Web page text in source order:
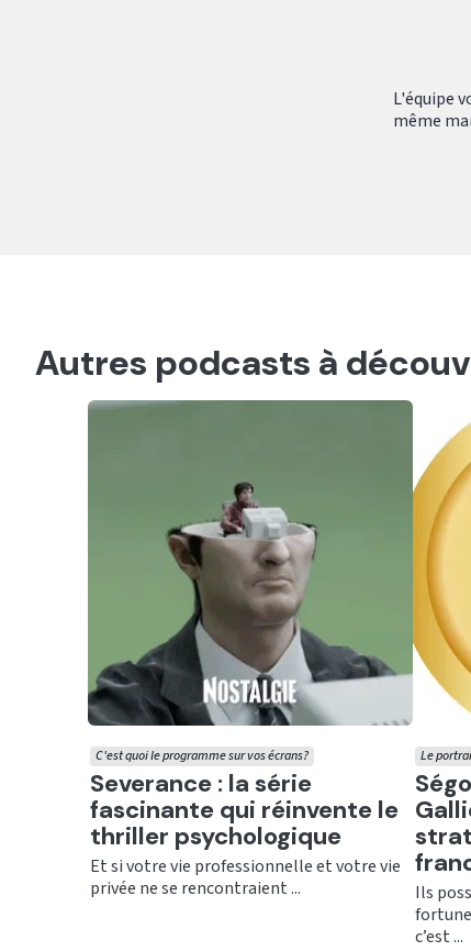
L'équipe
même
Autres podcasts à
Ecouter
Severance : la série
fascinante qui réinvente le
thriller psychologique
C'est quoi le programme sur vos écrans?
Et si votre vie professionnelle et votre vie
privée ne se rencontraient ...
Le
Ils
c’est ...